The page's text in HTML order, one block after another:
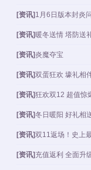
[资讯] 1月6日版本封炎
[资讯] 暖冬送情 塔防送
[资讯]炎魔夺宝
[资讯]双蛋狂欢 壕礼相
[资讯]狂欢双12 超值惊
[资讯]冬日暖阳 好礼相
[资讯]双11返场！史上
[资讯] 充值返利 全面升